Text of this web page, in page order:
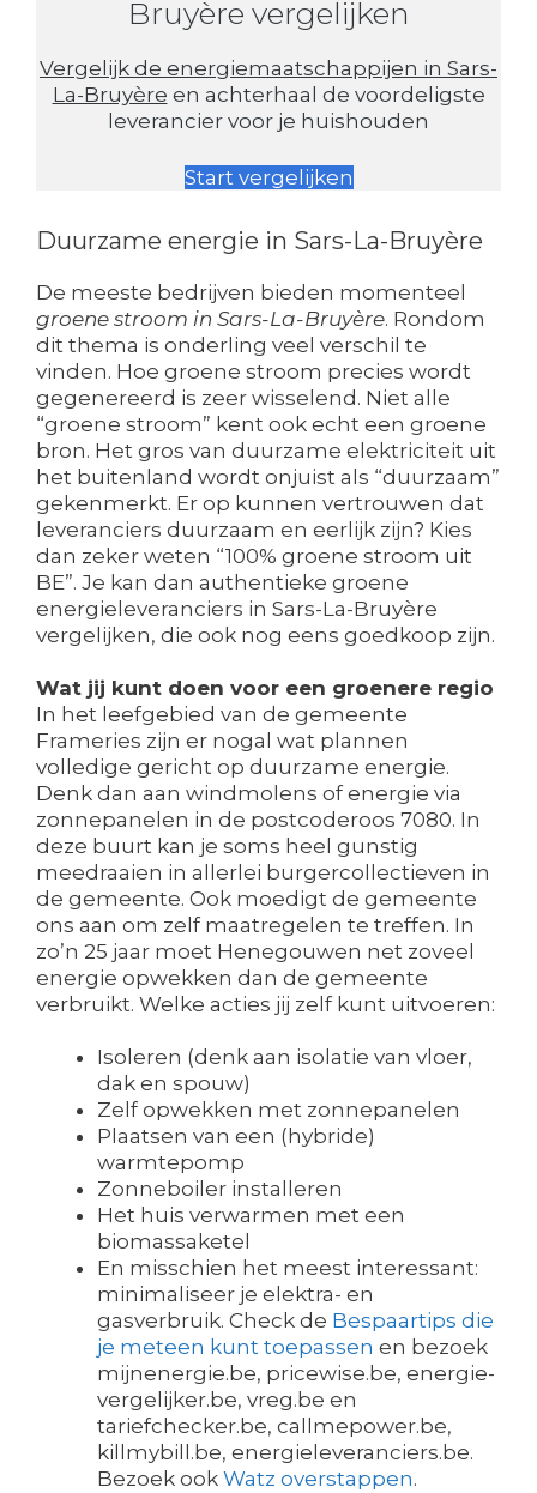
Bruyère vergelijken
Vergelijk de energiemaatschappijen in Sars-
La-Bruyère en achterhaal de voordeligste
leverancier voor je huishouden
Start vergelijken
Duurzame energie in Sars-La-Bruyère
De meeste bedrijven bieden momenteel
groene stroom in Sars-La-Bruyère. Rondom
dit thema is onderling veel verschil te
vinden. Hoe groene stroom precies wordt
gegenereerd is zeer wisselend. Niet alle
“groene stroom” kent ook echt een groene
bron. Het gros van duurzame elektriciteit uit
het buitenland wordt onjuist als “duurzaam”
gekenmerkt. Er op kunnen vertrouwen dat
leveranciers duurzaam en eerlijk zijn? Kies
dan zeker weten “100% groene stroom uit
BE”. Je kan dan authentieke groene
energieleveranciers in Sars-La-Bruyère
vergelijken, die ook nog eens goedkoop zijn.
Wat jij kunt doen voor een groenere regio
In het leefgebied van de gemeente
Frameries zijn er nogal wat plannen
volledige gericht op duurzame energie.
Denk dan aan windmolens of energie via
zonnepanelen in de postcoderoos 7080. In
deze buurt kan je soms heel gunstig
meedraaien in allerlei burgercollectieven in
de gemeente. Ook moedigt de gemeente
ons aan om zelf maatregelen te treffen. In
zo’n 25 jaar moet Henegouwen net zoveel
energie opwekken dan de gemeente
verbruikt. Welke acties jij zelf kunt uitvoeren:
Isoleren (denk aan isolatie van vloer,
dak en spouw)
Zelf opwekken met zonnepanelen
Plaatsen van een (hybride)
warmtepomp
Zonneboiler installeren
Het huis verwarmen met een
biomassaketel
En misschien het meest interessant:
minimaliseer je elektra- en
gasverbruik. Check de Bespaartips die
je meteen kunt toepassen en bezoek
mijnenergie.be, pricewise.be, energie-
vergelijker.be, vreg.be en
tariefchecker.be, callmepower.be,
killmybill.be, energieleveranciers.be.
Bezoek ook Watz overstappen.